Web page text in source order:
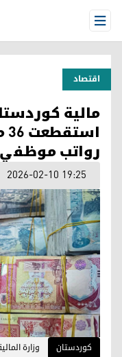
Open Menu
اقتصاد
مالية
رواتب موظفي
2026-02-10 19:25
کوردستان وزارة